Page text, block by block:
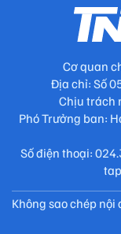
Cơ quan
Địa chỉ: Số
Chịu trách
Phó Trưởng ban:
Số điện thoại:
Không sao chép